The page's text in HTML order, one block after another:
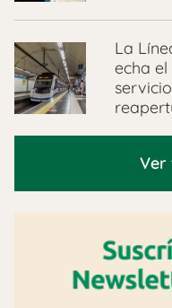
La
echa
Ver